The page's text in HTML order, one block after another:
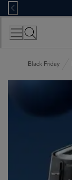
Skip
to
Content
Black Friday